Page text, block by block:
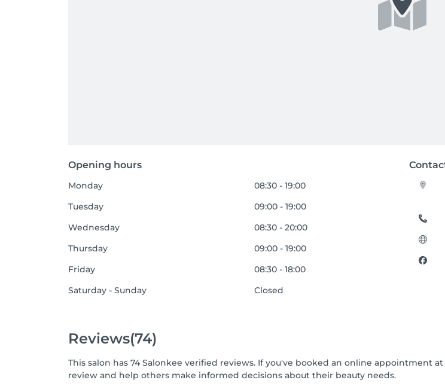
Opening hours
Monday
08:30 - 19:00
Tuesday
09:00 - 19:00
Wednesday
08:30 - 20:00
Thursday
09:00 - 19:00
Friday
08:30 - 18:00
Saturday - Sunday
Closed
Reviews(74)
This salon has 74 Salonkee verified reviews. If you've booked an online appointment
review and help others make informed decisions about their beauty needs.